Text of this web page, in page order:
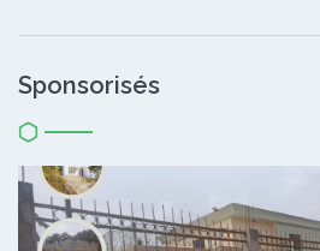
Sponsorisés